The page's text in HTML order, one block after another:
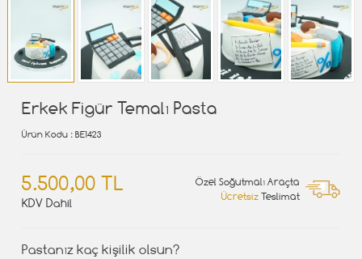
Erkek Figür Temalı Pasta
Ürün Kodu : BE1423
5.500,00 TL
KDV Dahil
Özel Soğutmalı Araçta
Ücretsiz Teslimat
Pastanız kaç kişilik olsun?